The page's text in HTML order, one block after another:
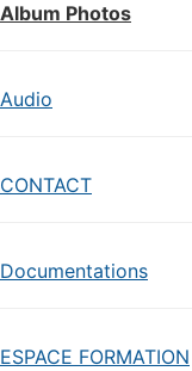
Album Photos
Audio
CONTACT
Documentations
ESPACE FORMATION